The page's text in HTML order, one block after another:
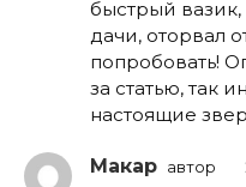
быстрый
дачи, оторвал
попробовать!
за статью, так
настоящие
Макар автор